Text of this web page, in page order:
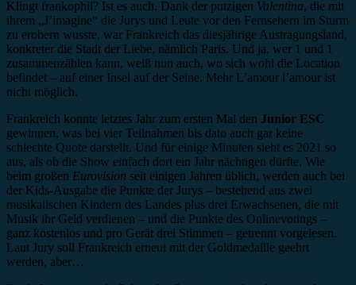
Klingt frankophil? Ist es auch. Dank der putzigen Valentina, die mit
ihrem „J’imagine“ die Jurys und Leute vor den Fernsehern im Sturm
zu erobern wusste, war Frankreich das diesjährige Austragungsland,
konkreter die Stadt der Liebe, nämlich Paris. Und ja, wer 1 und 1
zusammenzählen kann, weiß nun auch, wo sich wohl die Location
befindet – auf einer Insel auf der Seine. Mehr L’amour l’amour ist
nicht möglich.
Frankreich konnte letztes Jahr zum ersten Mal den Junior ESC
gewinnen, was bei vier Teilnahmen bis dato auch gar keine
schlechte Quote darstellt. Und für einige Minuten sieht es 2021 so
aus, als ob die Show einfach dort ein Jahr nächtigen dürfte. Wie
beim großen Eurovision seit einigen Jahren üblich, werden auch bei
der Kids-Ausgabe die Punkte der Jurys – bestehend aus zwei
musikalischen Kindern des Landes plus drei Erwachsenen, die mit
Musik ihr Geld verdienen – und die Punkte des Onlinevotings –
ganz kostenlos und pro Gerät drei Stimmen – getrennt vorgelesen.
Laut Jury soll Frankreich erneut mit der Goldmedaille geehrt
werden, aber…